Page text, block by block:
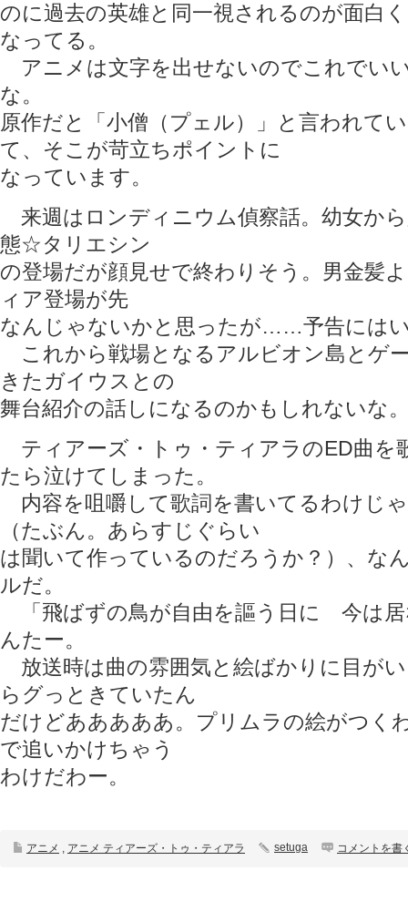
のに過去の英雄と同一視されるのが面白
なってる。
アニメは文字を出せないのでこれでい
な。
原作だと「小僧（プェル）」と言われて
て、そこが苛立ちポイントに
なっています。
来週はロンディニウム偵察話。幼女か
態☆タリエシン
の登場だが顔見せで終わりそう。男金髪
ィア登場が先
なんじゃないかと思ったが……予告には
これから戦場となるアルビオン島とゲ
きたガイウスとの
舞台紹介の話しになるのかもしれないな
ティアーズ・トゥ・ティアラのED曲を
たら泣けてしまった。
内容を咀嚼して歌詞を書いてるわけじ
（たぶん。あらすじぐらい
は聞いて作っているのだろうか？）、な
ルだ。
「飛ばずの鳥が自由を謳う日に 今は居
んたー。
放送時は曲の雰囲気と絵ばかりに目が
らグっときていたん
だけどあああああ。プリムラの絵がつく
で追いかけちゃう
わけだわー。
アニメ , アニメ ティアーズ・トゥ・ティアラ setuga コメントを書